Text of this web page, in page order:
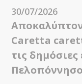
30/07/2026
Caretta
τις
Πελοπόννησο